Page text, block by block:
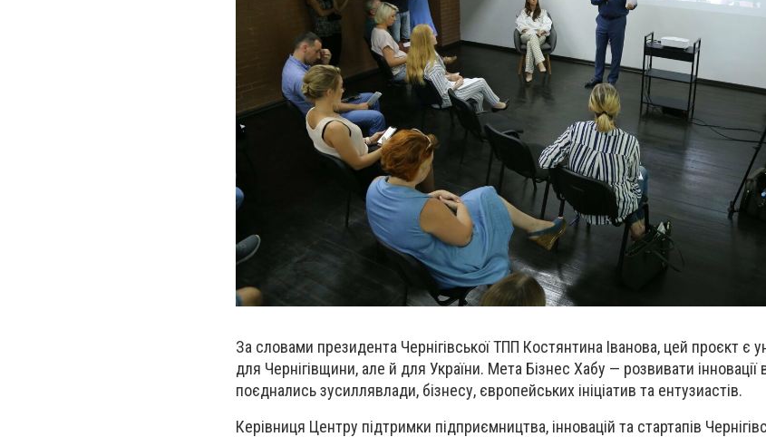
За словами президента Чернігівської ТПП Костянтина Іванова, цей проєкт є
для Чернігівщини, але й для України. Мета Бізнес Хабу — розвивати інновації в
поєднались зусиллявлади, бізнесу, європейських ініціатив та ентузиастів.
Керівниця Центру підтримки підприємництва, інновацій та стартапів